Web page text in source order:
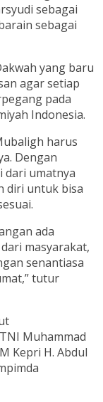
sebagai
sebagai
yang baru
agar setiap
pada
Indonesia.
harus
Dengan
dari umatnya
diri untuk bisa
ada
masyarakat,
senantiasa
tutur
Muhammad
Kepri H. Abdul